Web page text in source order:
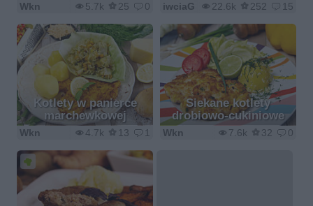
5.7k 25 0
Wkn 22.6k 252 15
iwciaG
Kotlety w panierce
marchewkowej
4.7k 13 1
Wkn
Siekane kotlety
drobiowo-cukiniowe
7.6k 32 0
Wkn